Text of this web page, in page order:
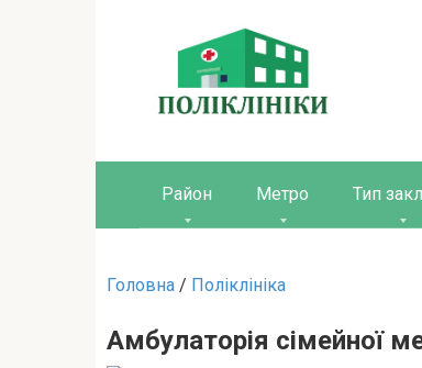
Район Метро Тип
Головна / Поліклініка
Амбулаторія сімейної